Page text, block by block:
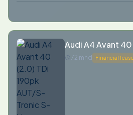
Audi A4 Avant
190pk AUT/S-
72 mnd Financial lease